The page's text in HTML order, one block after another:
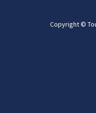
Copyright ©